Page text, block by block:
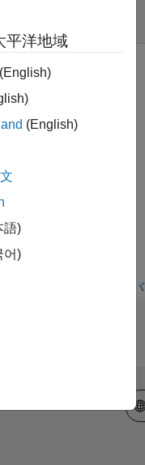
すべて表示
平洋地域
(English)
(English)
語)
어)